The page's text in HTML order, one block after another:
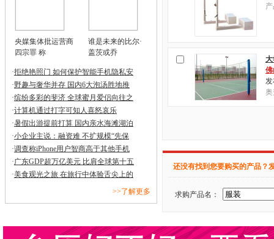
央媒集体批运营商
四宗罪 称
谁是未来的比尔·
盖茨或乔
·拒绝艳照门 如何保护智能手机隐私安
·野趣与奢华并存 国内6大泡汤胜地推
·缤纷多彩的斐济 全球蜜月爱侣向往之
·计算机通过打字可知人喜怒哀乐
·暑假出游提前打算 国内亲水海滩湖泊
·小企业主说：融资难 不扩规模“先保
·调查称iPhone用户智商高于其他手机
·广东GDP超万亿美元 比肩全球第十五
·美食观光之旅 在旅行中体验舌尖上的
>>了解更多
发
还没有找到您要购买的产品？
求购产品名：